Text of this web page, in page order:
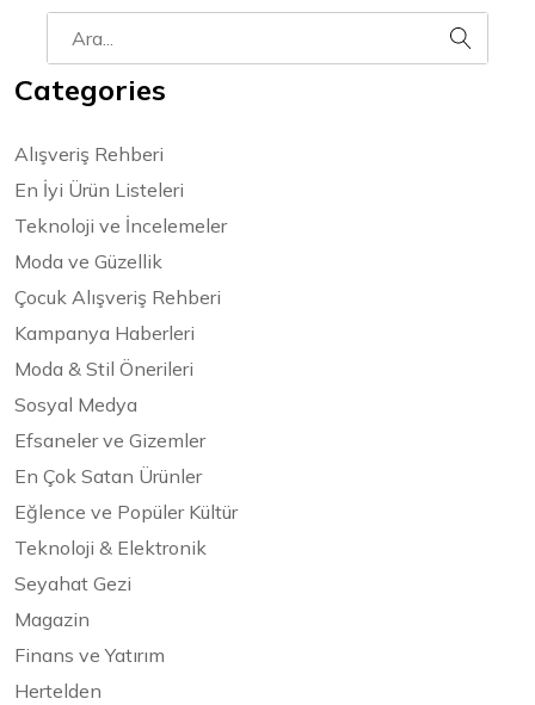
Categories
Alışveriş Rehberi
En İyi Ürün Listeleri
Teknoloji ve İncelemeler
Moda ve Güzellik
Çocuk Alışveriş Rehberi
Kampanya Haberleri
Moda & Stil Önerileri
Sosyal Medya
Efsaneler ve Gizemler
En Çok Satan Ürünler
Eğlence ve Popüler Kültür
Teknoloji & Elektronik
Seyahat Gezi
Magazin
Finans ve Yatırım
Hertelden